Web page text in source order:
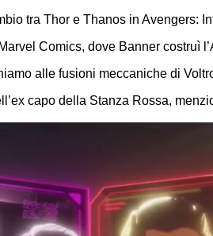
tra Thor e Thanos in Avengers:
Comics, dove Banner costruì
alle fusioni meccaniche di
capo della Stanza Rossa,